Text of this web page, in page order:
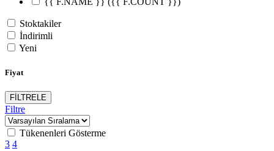
Stoktakiler
İndirimli
Yeni
Fiyat
FİLTRELE
Filtre
Tükenenleri Gösterme
3 4